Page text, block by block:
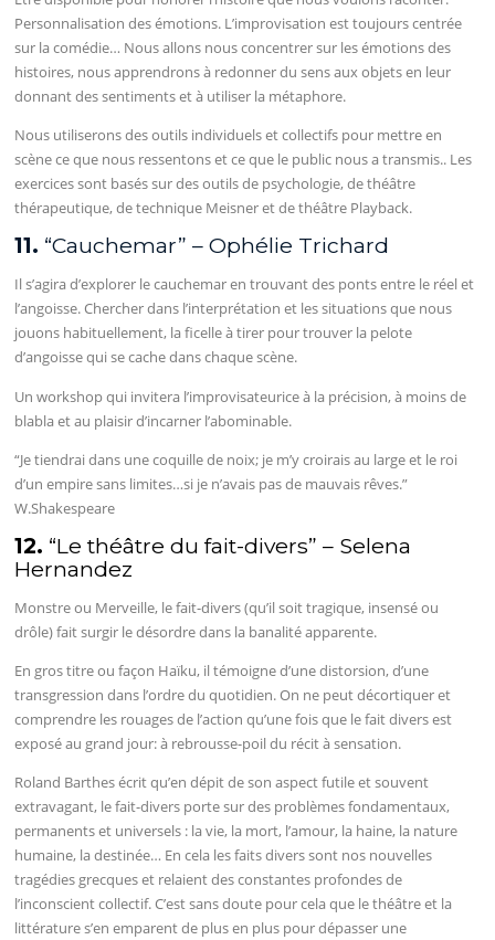
Personnalisation des émotions. L’improvisation est toujours centrée
sur la comédie… Nous allons nous concentrer sur les émotions des
histoires, nous apprendrons à redonner du sens aux objets en leur
donnant des sentiments et à utiliser la métaphore.
Nous utiliserons des outils individuels et collectifs pour mettre en
scène ce que nous ressentons et ce que le public nous a transmis.. Les
exercices sont basés sur des outils de psychologie, de théâtre
thérapeutique, de technique Meisner et de théâtre Playback.
11. “Cauchemar” – Ophélie Trichard
Il s’agira d’explorer le cauchemar en trouvant des ponts entre le réel et
l’angoisse. Chercher dans l’interprétation et les situations que nous
jouons habituellement, la ficelle à tirer pour trouver la pelote
d’angoisse qui se cache dans chaque scène.
Un workshop qui invitera l’improvisateurice à la précision, à moins de
blabla et au plaisir d’incarner l’abominable.
“Je tiendrai dans une coquille de noix; je m’y croirais au large et le roi
d’un empire sans limites…si je n’avais pas de mauvais rêves.”
W.Shakespeare
12. “Le théâtre du fait-divers” – Selena
Hernandez
Monstre ou Merveille, le fait-divers (qu’il soit tragique, insensé ou
drôle) fait surgir le désordre dans la banalité apparente.
En gros titre ou façon Haïku, il témoigne d’une distorsion, d’une
transgression dans l’ordre du quotidien. On ne peut décortiquer et
comprendre les rouages de l’action qu’une fois que le fait divers est
exposé au grand jour: à rebrousse-poil du récit à sensation.
Roland Barthes écrit qu’en dépit de son aspect futile et souvent
extravagant, le fait-divers porte sur des problèmes fondamentaux,
permanents et universels : la vie, la mort, l’amour, la haine, la nature
humaine, la destinée… En cela les faits divers sont nos nouvelles
tragédies grecques et relaient des constantes profondes de
l’inconscient collectif. C’est sans doute pour cela que le théâtre et la
littérature s’en emparent de plus en plus pour dépasser une